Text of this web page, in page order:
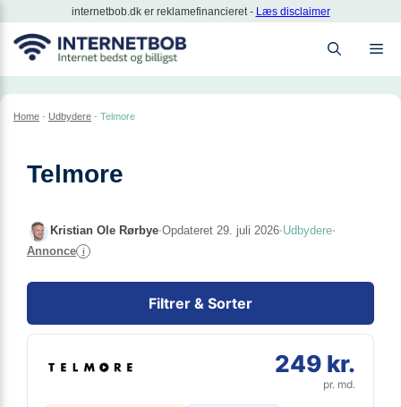
indhold
internetbob.dk er reklamefinancieret - Læs disclaimer
Home - Udbydere - Telmore
Telmore
Kristian Ole Rørbye·Opdateret 29. juli 2026·Udbydere·
Annonce
i
Filtrer & Sorter
249 kr.
pr. md.